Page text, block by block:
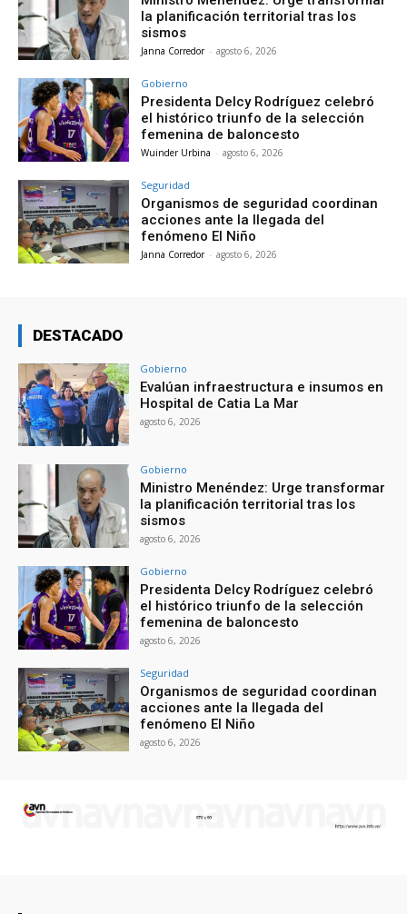
la planificación territorial tras los
sismos
Janna Corredor - agosto 6, 2026
Gobierno
Presidenta Delcy Rodríguez celebró
el histórico triunfo de la selección
femenina de baloncesto
Wuinder Urbina - agosto 6, 2026
Seguridad
Organismos de seguridad coordinan
acciones ante la llegada del
fenómeno El Niño
Janna Corredor - agosto 6, 2026
DESTACADO
Gobierno
Evalúan infraestructura e insumos en
Hospital de Catia La Mar
agosto 6, 2026
Gobierno
Ministro Menéndez: Urge transformar
la planificación territorial tras los
sismos
agosto 6, 2026
Gobierno
Presidenta Delcy Rodríguez celebró
el histórico triunfo de la selección
femenina de baloncesto
agosto 6, 2026
Seguridad
Organismos de seguridad coordinan
acciones ante la llegada del
fenómeno El Niño
agosto 6, 2026